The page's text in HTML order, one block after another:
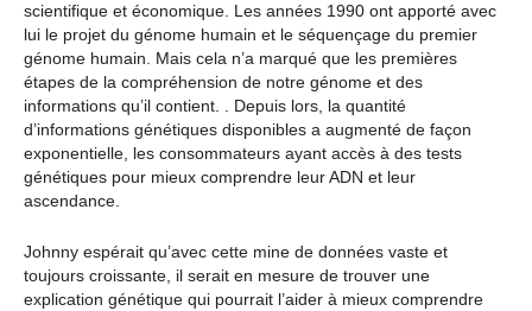
scientifique et économique. Les années 1990 ont apporté avec
lui le projet du génome humain et le séquençage du premier
génome humain. Mais cela n’a marqué que les premières
étapes de la compréhension de notre génome et des
informations qu’il contient. . Depuis lors, la quantité
d’informations génétiques disponibles a augmenté de façon
exponentielle, les consommateurs ayant accès à des tests
génétiques pour mieux comprendre leur ADN et leur
ascendance.
Johnny espérait qu’avec cette mine de données vaste et
toujours croissante, il serait en mesure de trouver une
explication génétique qui pourrait l’aider à mieux comprendre